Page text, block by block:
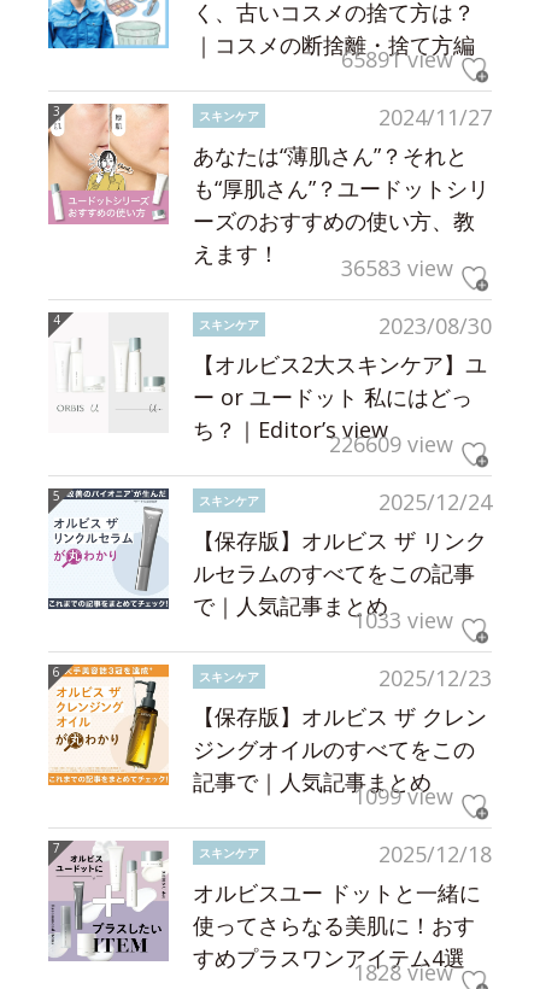
く、古いコスメの捨て方は？
｜コスメの断捨離・捨て方編
65891 view
2024/11/27
スキンケア
あなたは“薄肌さん”？それと
も“厚肌さん”？ユードットシリ
ーズのおすすめの使い方、教
えます！
36583 view
2023/08/30
スキンケア
【オルビス2大スキンケア】ユ
ー or ユードット 私にはどっ
ち？｜Editor’s view226609 view
2025/12/24
スキンケア
【保存版】オルビス ザ リンク
ルセラムのすべてをこの記事
で｜人気記事まとめ1033 view
2025/12/23
スキンケア
【保存版】オルビス ザ クレン
ジングオイルのすべてをこの
記事で｜人気記事まとめ
1099 view
2025/12/18
スキンケア
オルビスユー ドットと一緒に
使ってさらなる美肌に！おす
すめプラスワンアイテム4選
1828 view